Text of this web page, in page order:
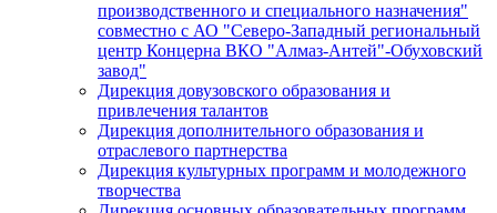
производственного и специального назначения"
совместно с АО "Северо-Западный региональный
центр Концерна ВКО "Алмаз-Антей"-Обуховский
завод"
Дирекция довузовского образования и
привлечения талантов
Дирекция дополнительного образования и
отраслевого партнерства
Дирекция культурных программ и молодежного
творчества